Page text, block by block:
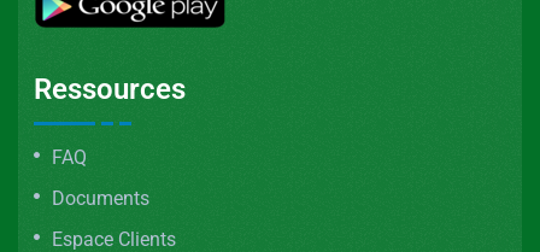
Ressources
FAQ
Documents
Espace Clients